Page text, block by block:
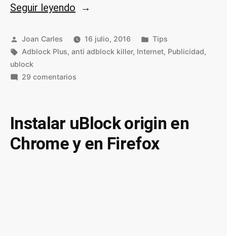
Seguir leyendo «Evitar
detección
de
adblock
adblock
killer»
Publicado
por
Joan Carles 16 julio, 2016
Publicado
en
Tips
Etiquetas:
Adblock Plus,anti adblock killer, Internet, Publicidad,
ublock
29 comentarios
de
nuestro
adblock
Instalar uBlock origin en
Chrome y en Firefox